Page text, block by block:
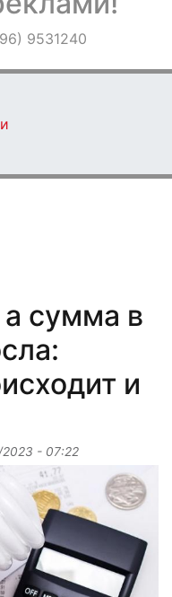
9531240
сумма в
и
- 07:22